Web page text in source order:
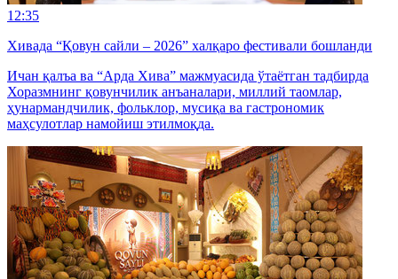
12:35
Хивада “Қовун сайли – 2026” халқаро фестивали бошланди
Ичан қалъа ва “Арда Хива” мажмуасида ўтаётган тадбирда
Хоразмнинг қовунчилик анъаналари, миллий таомлар,
ҳунармандчилик, фольклор, мусиқа ва гастрономик
маҳсулотлар намойиш этилмоқда.